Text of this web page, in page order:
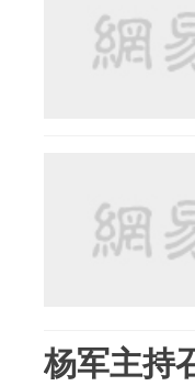
杨军主持